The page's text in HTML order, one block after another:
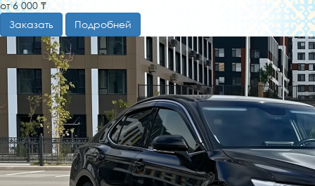
от 6 000 ₸
Заказать
Подробней